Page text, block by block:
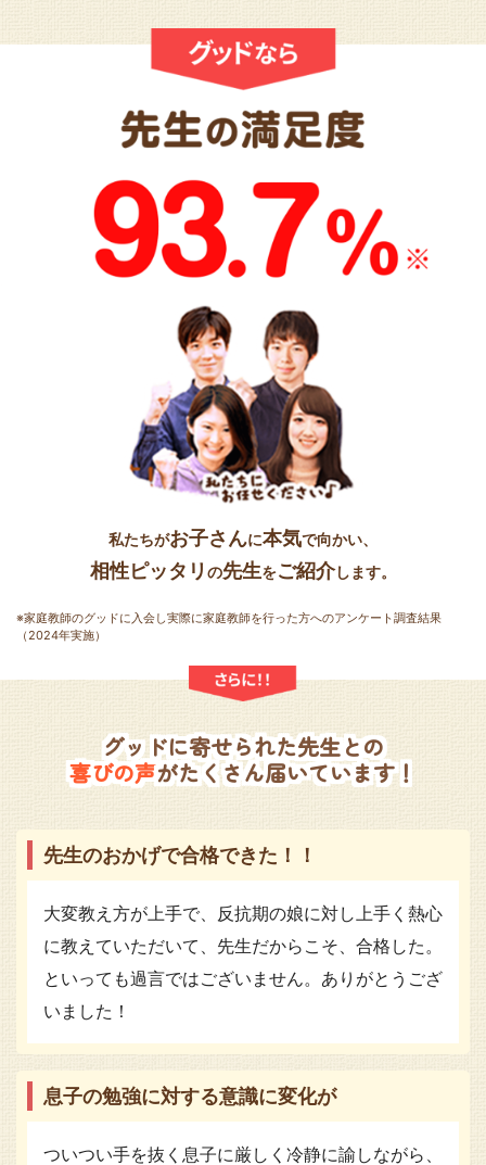
私たちがお子さんに本気で向かい、
相性ピッタリ の先生をご紹介します。
※家庭教師のグッドに入会し実際に家庭教師を行った方へのアンケート調査結果
（2024年実施）
グッドに寄せられた先生との
喜びの声がたくさん届いています！
先生のおかげで合格できた！！
大変教え方が上手で、反抗期の娘に対し上手く熱心
に教えていただいて、先生だからこそ、合格した。
といっても過言ではございません。ありがとうござ
いました！
息子の勉強に対する意識に変化が
ついつい手を抜く息子に厳しく冷静に諭しながら、